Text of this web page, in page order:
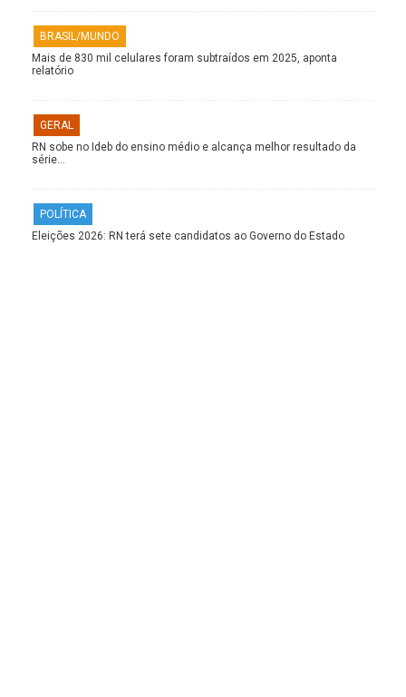
BRASIL/MUNDO
Mais de 830 mil celulares foram subtraídos em 2025, aponta
relatório
GERAL
RN sobe no Ideb do ensino médio e alcança melhor resultado da
série…
POLÍTICA
Eleições 2026: RN terá sete candidatos ao Governo do Estado